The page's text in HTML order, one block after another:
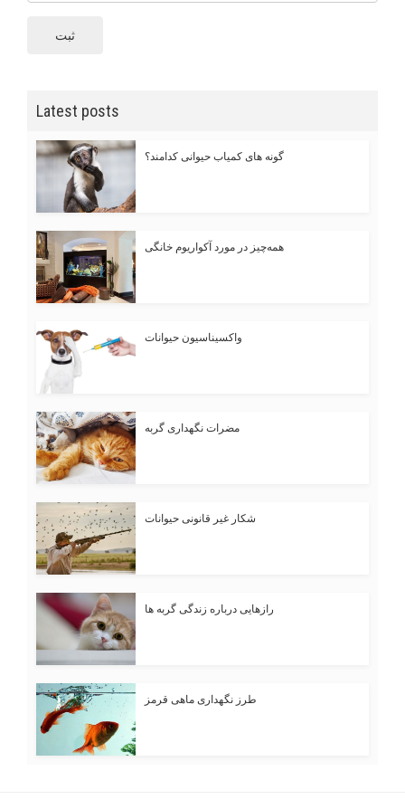
ثبت
Latest posts
گونه های کمیاب حیوانی کدامند؟
همه‌چیز در مورد آکواریوم خانگی
واکسیناسیون حیوانات
مضرات نگهداری گربه
شکار غیر قانونی حیوانات
رازهایی درباره زندگی گربه ها
طرز نگهداری ماهی قرمز